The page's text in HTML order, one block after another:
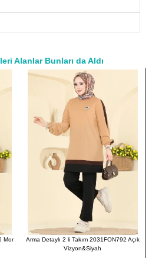
114
128
118
128
128
Alanlar Bunları da Aldı
Mor
Arma Detaylı 2 li Takım 2031FON792 Açık
Vizyon&Siyah